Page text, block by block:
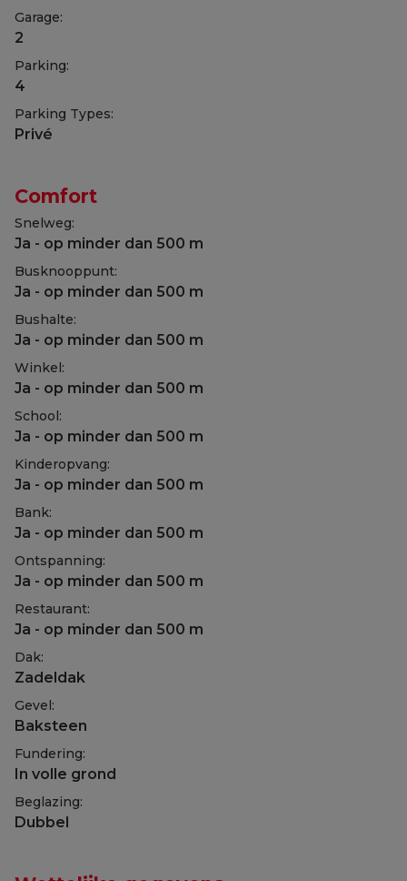
Garage:
2
Parking:
4
Parking Types:
Privé
Comfort
Snelweg:
Ja - op minder dan 500 m
Busknooppunt:
Ja - op minder dan 500 m
Bushalte:
Ja - op minder dan 500 m
Winkel:
Ja - op minder dan 500 m
School:
Ja - op minder dan 500 m
Kinderopvang:
Ja - op minder dan 500 m
Bank:
Ja - op minder dan 500 m
Ontspanning:
Ja - op minder dan 500 m
Restaurant:
Ja - op minder dan 500 m
Dak:
Zadeldak
Gevel:
Baksteen
Fundering:
In volle grond
Beglazing:
Dubbel